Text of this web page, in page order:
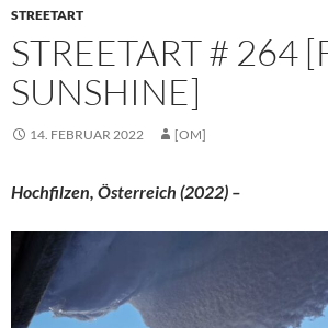
STREETART
STREETART # 264
SUNSHINE]
14. FEBRUAR 2022 [OM]
Hochfilzen, Österreich (2022) –